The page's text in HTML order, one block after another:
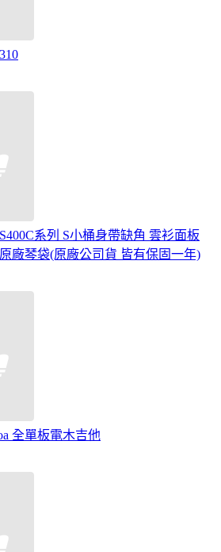
系列 S小桶身帶缺角 雲衫面板
廠琴袋(原廠公司貨 皆有保固一年)
全單板電木吉他